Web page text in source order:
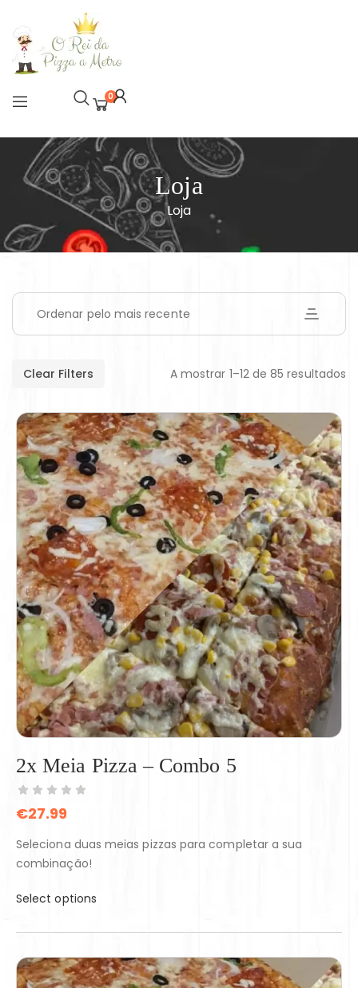
0
Loja
Loja
Ordenar pelo mais recente
Clear Filters A mostrar 1–12 de 85 resultados
2x Meia Pizza – Combo 5
€27.99
Seleciona duas meias pizzas para completar a sua
combinação!
Select options